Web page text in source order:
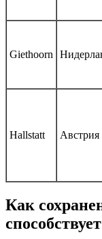
Giethoorn
Hallstatt Австрия
Как